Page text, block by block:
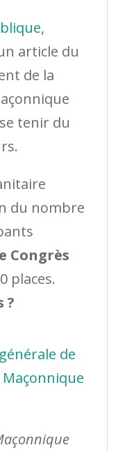
,
article du
de la
tenir du
du nombre
Congrès
places.
?
de
Maçonnique